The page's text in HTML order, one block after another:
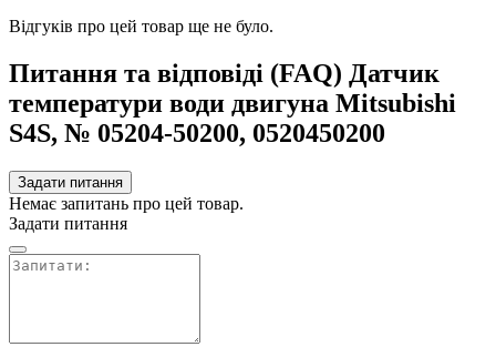
Відгуків про цей товар ще не було.
Питання та відповіді (FAQ) Датчик
температури води двигуна Mitsubishi
S4S, № 05204-50200, 0520450200
Задати питання
Немає запитань про цей товар.
Задати питання